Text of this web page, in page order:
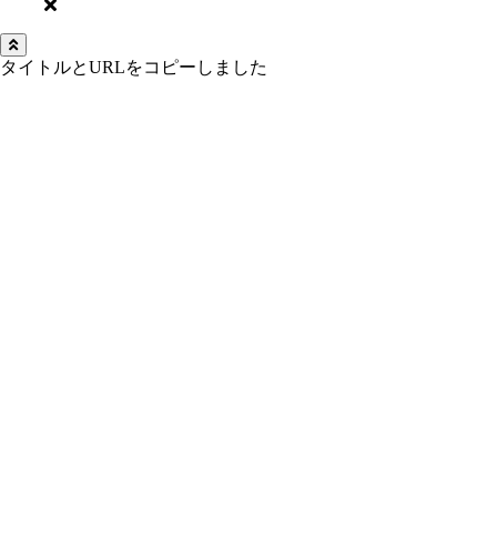
タイトルとURLをコピーしました